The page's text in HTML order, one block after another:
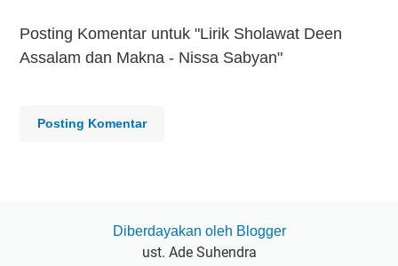
Posting Komentar untuk "Lirik Sholawat Deen
Assalam dan Makna - Nissa Sabyan"
Posting Komentar
Diberdayakan oleh Blogger
ust. Ade Suhendra